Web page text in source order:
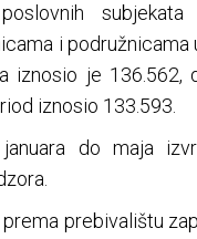
subjekata
i podružnicama
iznosio je 136.562,
iznosio 133.593.
do maja
prebivalištu